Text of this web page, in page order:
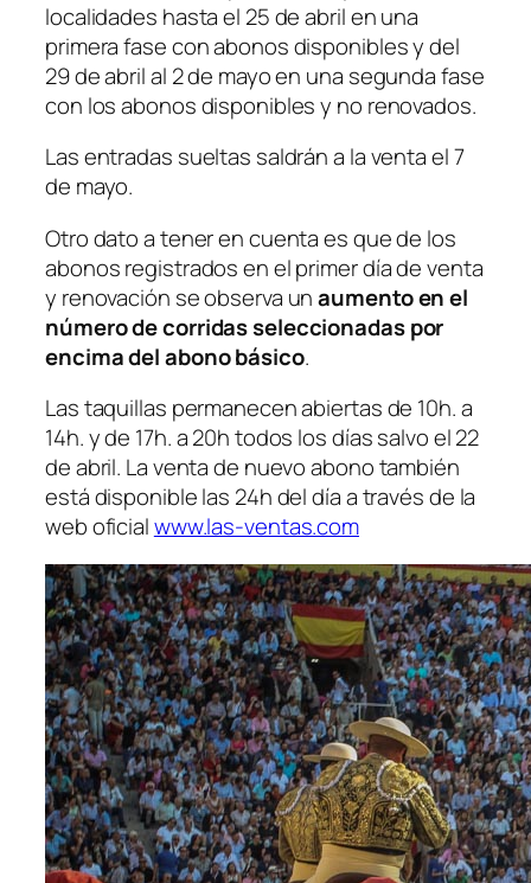
localidades hasta el 25 de abril en una
primera fase con abonos disponibles y del
29 de abril al 2 de mayo en una segunda fase
con los abonos disponibles y no renovados.
Las entradas sueltas saldrán a la venta el 7
de mayo.
Otro dato a tener en cuenta es que de los
abonos registrados en el primer día de venta
y renovación se observa unaumento en el
número de corridas seleccionadas por
encima del abono básico.
Las taquillas permanecen abiertas de 10h. a
14h. y de 17h. a 20h todos los días salvo el 22
de abril. La venta de nuevo abono también
está disponible las 24h del día a través de la
web oficialwww.las-ventas.com